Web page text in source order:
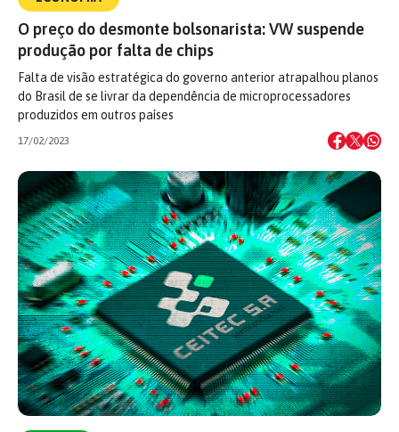
O preço do desmonte bolsonarista: VW suspende
produção por falta de chips
Falta de visão estratégica do governo anterior atrapalhou planos
do Brasil de se livrar da dependência de microprocessadores
produzidos em outros países
17/02/2023